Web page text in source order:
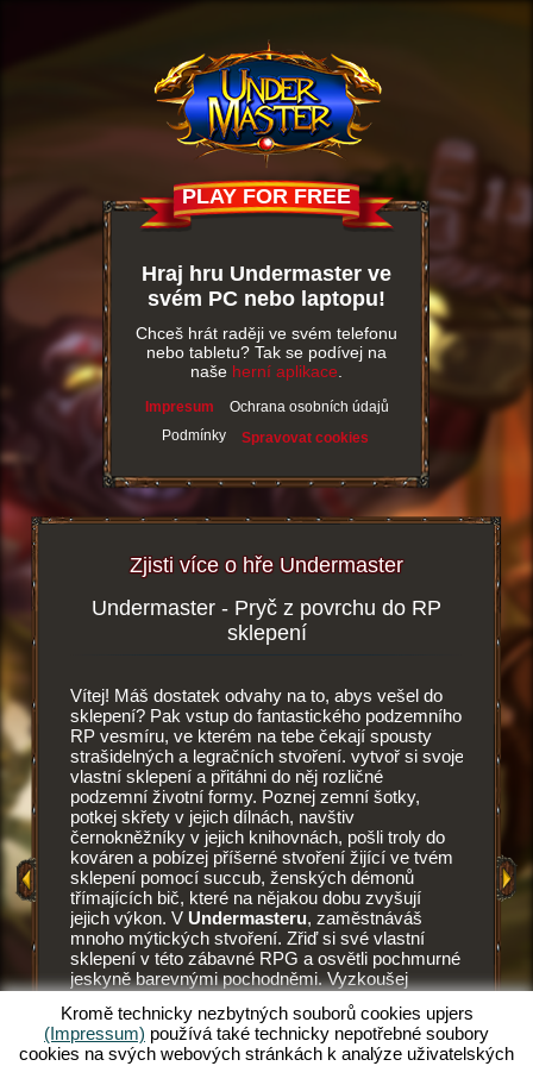
PLAY FOR FREE
Hraj hru Undermaster ve
svém PC nebo laptopu!
Chceš hrát raději ve svém telefonu
nebo tabletu? Tak se podívej na
naše herní aplikace
Impresum
Ochrana osobních údajů
Podmínky
Spravovat cookies
Zjisti více o hře Undermaster
zde
Undermaster - Pryč z povrchu do RP
sklepení
Vítej! Máš dostatek odvahy na to, abys vešel do
sklepení? Pak vstup do fantastického podzemního
RP vesmíru, ve kterém na tebe čekají spousty
strašidelných a legračních stvoření. vytvoř si svoje
vlastní sklepení a přitáhni do něj rozličné
podzemní životní formy. Poznej zemní šotky,
potkej skřety v jejich dílnách, navštiv
černokněžníky v jejich knihovnách, pošli troly do
kováren a pobízej příšerné stvoření žijící ve tvém
sklepení pomocí succub, ženských démonů
třímajících bič, které na nějakou dobu zvyšují
jejich výkon. V Undermasteru, zaměstnáváš
mnoho mýtických stvoření. Zřiď si své vlastní
sklepení v této zábavné RPG a osvětli pochmurné
jeskyně barevnými pochodněmi. Vyzkoušej
Chceš vědět, co tě očekává? Pak čti dál.
Tohle
dlažby,
tak i
umění
při
dřív,
zemní
pohání
správně
Kromě technicky nezbytných souborů cookies upjers
(Impressum) používá také technicky nepotřebné soubory
cookies na svých webových stránkách k analýze uživatelských